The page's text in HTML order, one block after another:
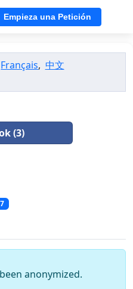
Empieza una Petición
Français, 中文
(3)
anonymized.